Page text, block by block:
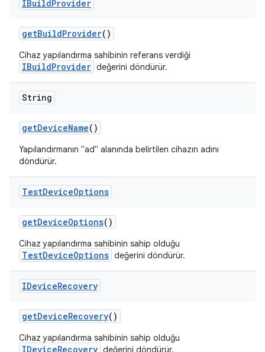
IBuildProvider
getBuildProvider()
Cihaz yapılandırma sahibinin referans verdiği
IBuildProvider değerini döndürür.
String
getDeviceName()
Yapılandırmanın "ad" alanında belirtilen cihazın adını
döndürür.
TestDeviceOptions
getDeviceOptions()
Cihaz yapılandırma sahibinin sahip olduğu
TestDeviceOptions değerini döndürür.
IDeviceRecovery
getDeviceRecovery()
Cihaz yapılandırma sahibinin sahip olduğu
IDeviceRecovery değerini döndürür.